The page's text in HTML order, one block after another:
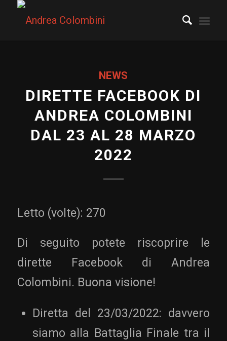
NEWS
DIRETTE FACEBOOK DI
ANDREA COLOMBINI
DAL 23 AL 28 MARZO
2022
Letto (volte): 270
Di seguito potete riscoprire le
dirette Facebook di Andrea
Colombini. Buona visione!
Diretta del 23/03/2022: davvero
siamo alla Battaglia Finale tra il